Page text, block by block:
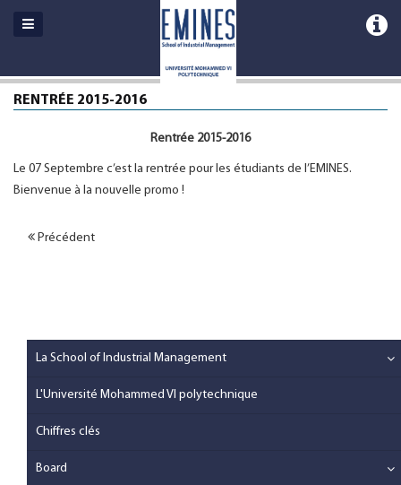
RENTRÉE 2015-2016
Rentrée 2015-2016
Le 07 Septembre c’est la rentrée pour les étudiants de l’EMINES.
Bienvenue à la nouvelle promo !
Précédent
La School of Industrial Management
L'Université Mohammed VI polytechnique
Chiffres clés
Board